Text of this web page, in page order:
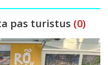
pas turistus (0)